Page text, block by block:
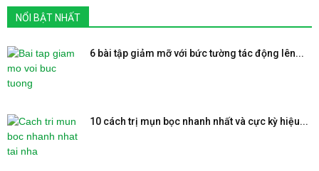
NỔI BẬT NHẤT
6 bài tập giảm mỡ với bức tường tác động lên...
10 cách trị mụn bọc nhanh nhất và cực kỳ hiệu...